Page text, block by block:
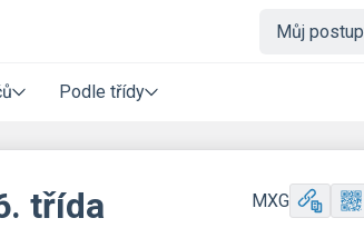
Můj postup
Podle třídy
třída MXG